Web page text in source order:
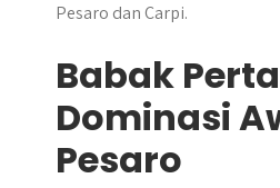
Pesaro dan Carpi.
Babak
Dominasi
Pesaro